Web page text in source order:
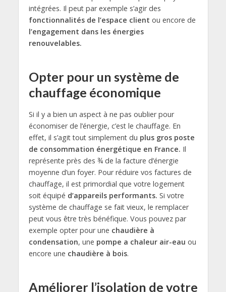
intégrées. Il peut par exemple s’agir des
fonctionnalités de l’espace client ou encore de
l’engagement dans les énergies
renouvelables.
Opter pour un système de
chauffage économique
Si il y a bien un aspect à ne pas oublier pour
économiser de l’énergie, c’est le chauffage. En
effet, il s’agit tout simplement du plus gros poste
de consommation énergétique en France. Il
représente près des ¾ de la facture d’énergie
moyenne d’un foyer. Pour réduire vos factures de
chauffage, il est primordial que votre logement
soit équipé d’appareils performants. Si votre
système de chauffage se fait vieux, le remplacer
peut vous être très bénéfique. Vous pouvez par
exemple opter pour une chaudière à
condensation, une pompe a chaleur air-eau ou
encore une chaudière à bois.
Améliorer l’isolation de votre